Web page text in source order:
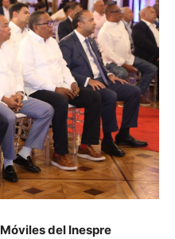
del Inespre